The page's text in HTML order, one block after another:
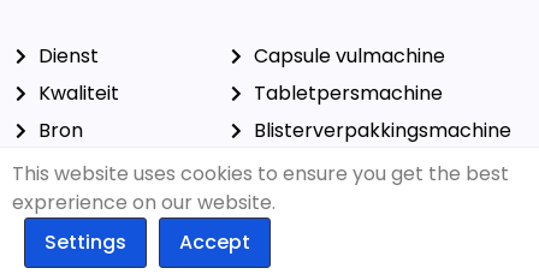
Dienst
Kwaliteit
Bron
Over ons
Geïntegreerde
lijnen
Capsule vulmachine
Tabletpersmachine
Blisterverpakkingsmachine
Automatische telmachine
Farmaceutische
This website uses cookies to ensure you get the best
exprerience on our website.